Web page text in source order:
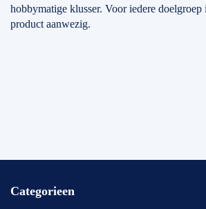
hobbymatige klusser. Voor iedere doelgroep
product aanwezig.
Categorieen